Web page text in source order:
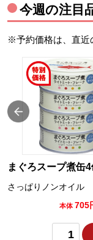
今週の注目
※予約価格は、直近
まぐろスープ煮缶4
さっぱりノンオイル
本体 705